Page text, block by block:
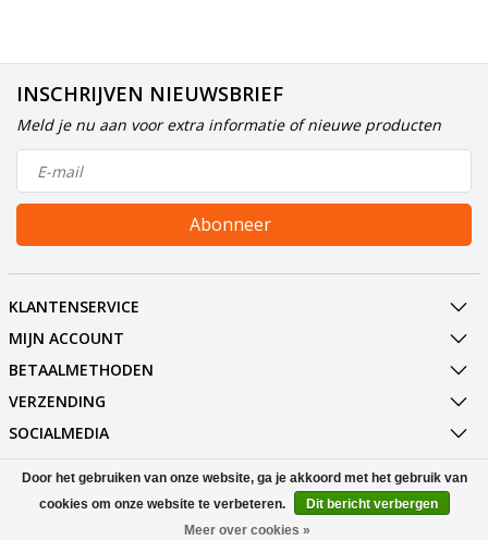
INSCHRIJVEN NIEUWSBRIEF
Meld je nu aan voor extra informatie of nieuwe producten
Abonneer
KLANTENSERVICE
MIJN ACCOUNT
BETAALMETHODEN
VERZENDING
SOCIALMEDIA
CONTACT
© Copyright 2026 EM Licht B.V.
Door het gebruiken van onze website, ga je akkoord met het gebruik van
cookies om onze website te verbeteren.
Dit bericht verbergen
Meer over cookies »